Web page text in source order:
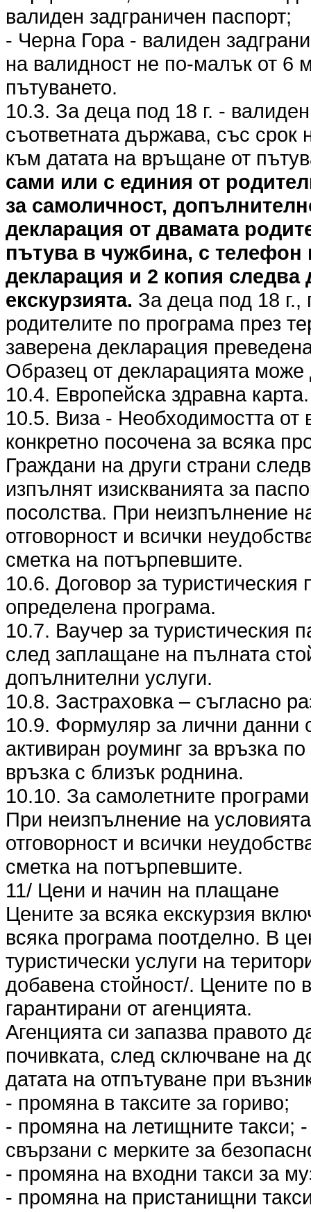
валиден задграничен паспорт;
- Черна Гора - валиден
на валидност не по-малък от 6
пътуването.
10.3. За деца под 18 г. -
съответната държава, със
към датата на връщане от
сами или с единия от
за самоличност,
декларация от двамата
пътува в чужбина, с телефон
декларация и 2 копия следва
екскурзията. За деца под 18
родителите по програма през
заверена декларация
Образец от декларацията
10.4. Европейска здравна карта.
10.5. Виза - Необходимостта от
конкретно посочена за всяка
Граждани на други страни
изпълнят изискванията за
посолства. При неизпълнение
отговорност и всички
сметка на потърпевшите.
10.6. Договор за
определена програма.
10.7. Ваучер за туристическия
след заплащане на пълната
допълнителни услуги.
10.8. Застраховка – съгласно
10.9. Формуляр за лични данни
активиран роуминг за връзка
връзка с близък роднина.
10.10. За самолетните
При неизпълнение на
отговорност и всички
сметка на потърпевшите.
11/ Цени и начин на плащане
Цените за всяка екскурзия
всяка програма поотделно. В
туристически услуги на
добавена стойност/. Цените по
гарантирани от агенцията.
Агенцията си запазва правото
почивката, след сключване на
датата на отпътуване при
- промяна в таксите за гориво;
- промяна на летищните такси;
свързани с мерките за
- промяна на входни такси за
- промяна на пристанищни